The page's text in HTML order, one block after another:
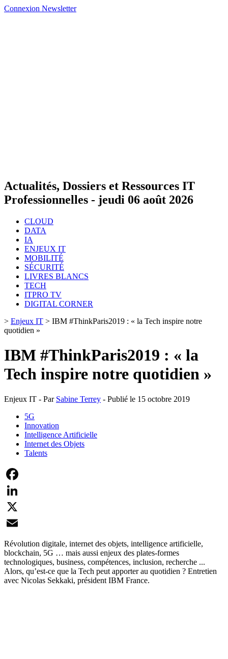
Connexion Newsletter
Actualités, Dossiers et Ressources IT
Professionnelles - jeudi 06 août 2026
CLOUD
DATA
IA
ENJEUX IT
MOBILITÉ
SÉCURITÉ
LIVRES BLANCS
TECH
ITPRO TV
DIGITAL CORNER
> Enjeux IT > IBM #ThinkParis2019 : « la Tech inspire notre
quotidien »
IBM #ThinkParis2019 : « la
Tech inspire notre quotidien »
Enjeux IT - Par Sabine Terrey - Publié le 15 octobre 2019
5G
Innovation
Intelligence Artificielle
Internet des Objets
Talents
Facebook
LinkedIn
X
Email
Révolution digitale, internet des objets, intelligence artificielle,
blockchain, 5G … mais aussi enjeux des plates-formes
technologiques, business, compétences, inclusion, recherche ...
Alors, qu’est-ce que la Tech peut apporter au quotidien ? Entretien
avec Nicolas Sekkaki, président IBM France.